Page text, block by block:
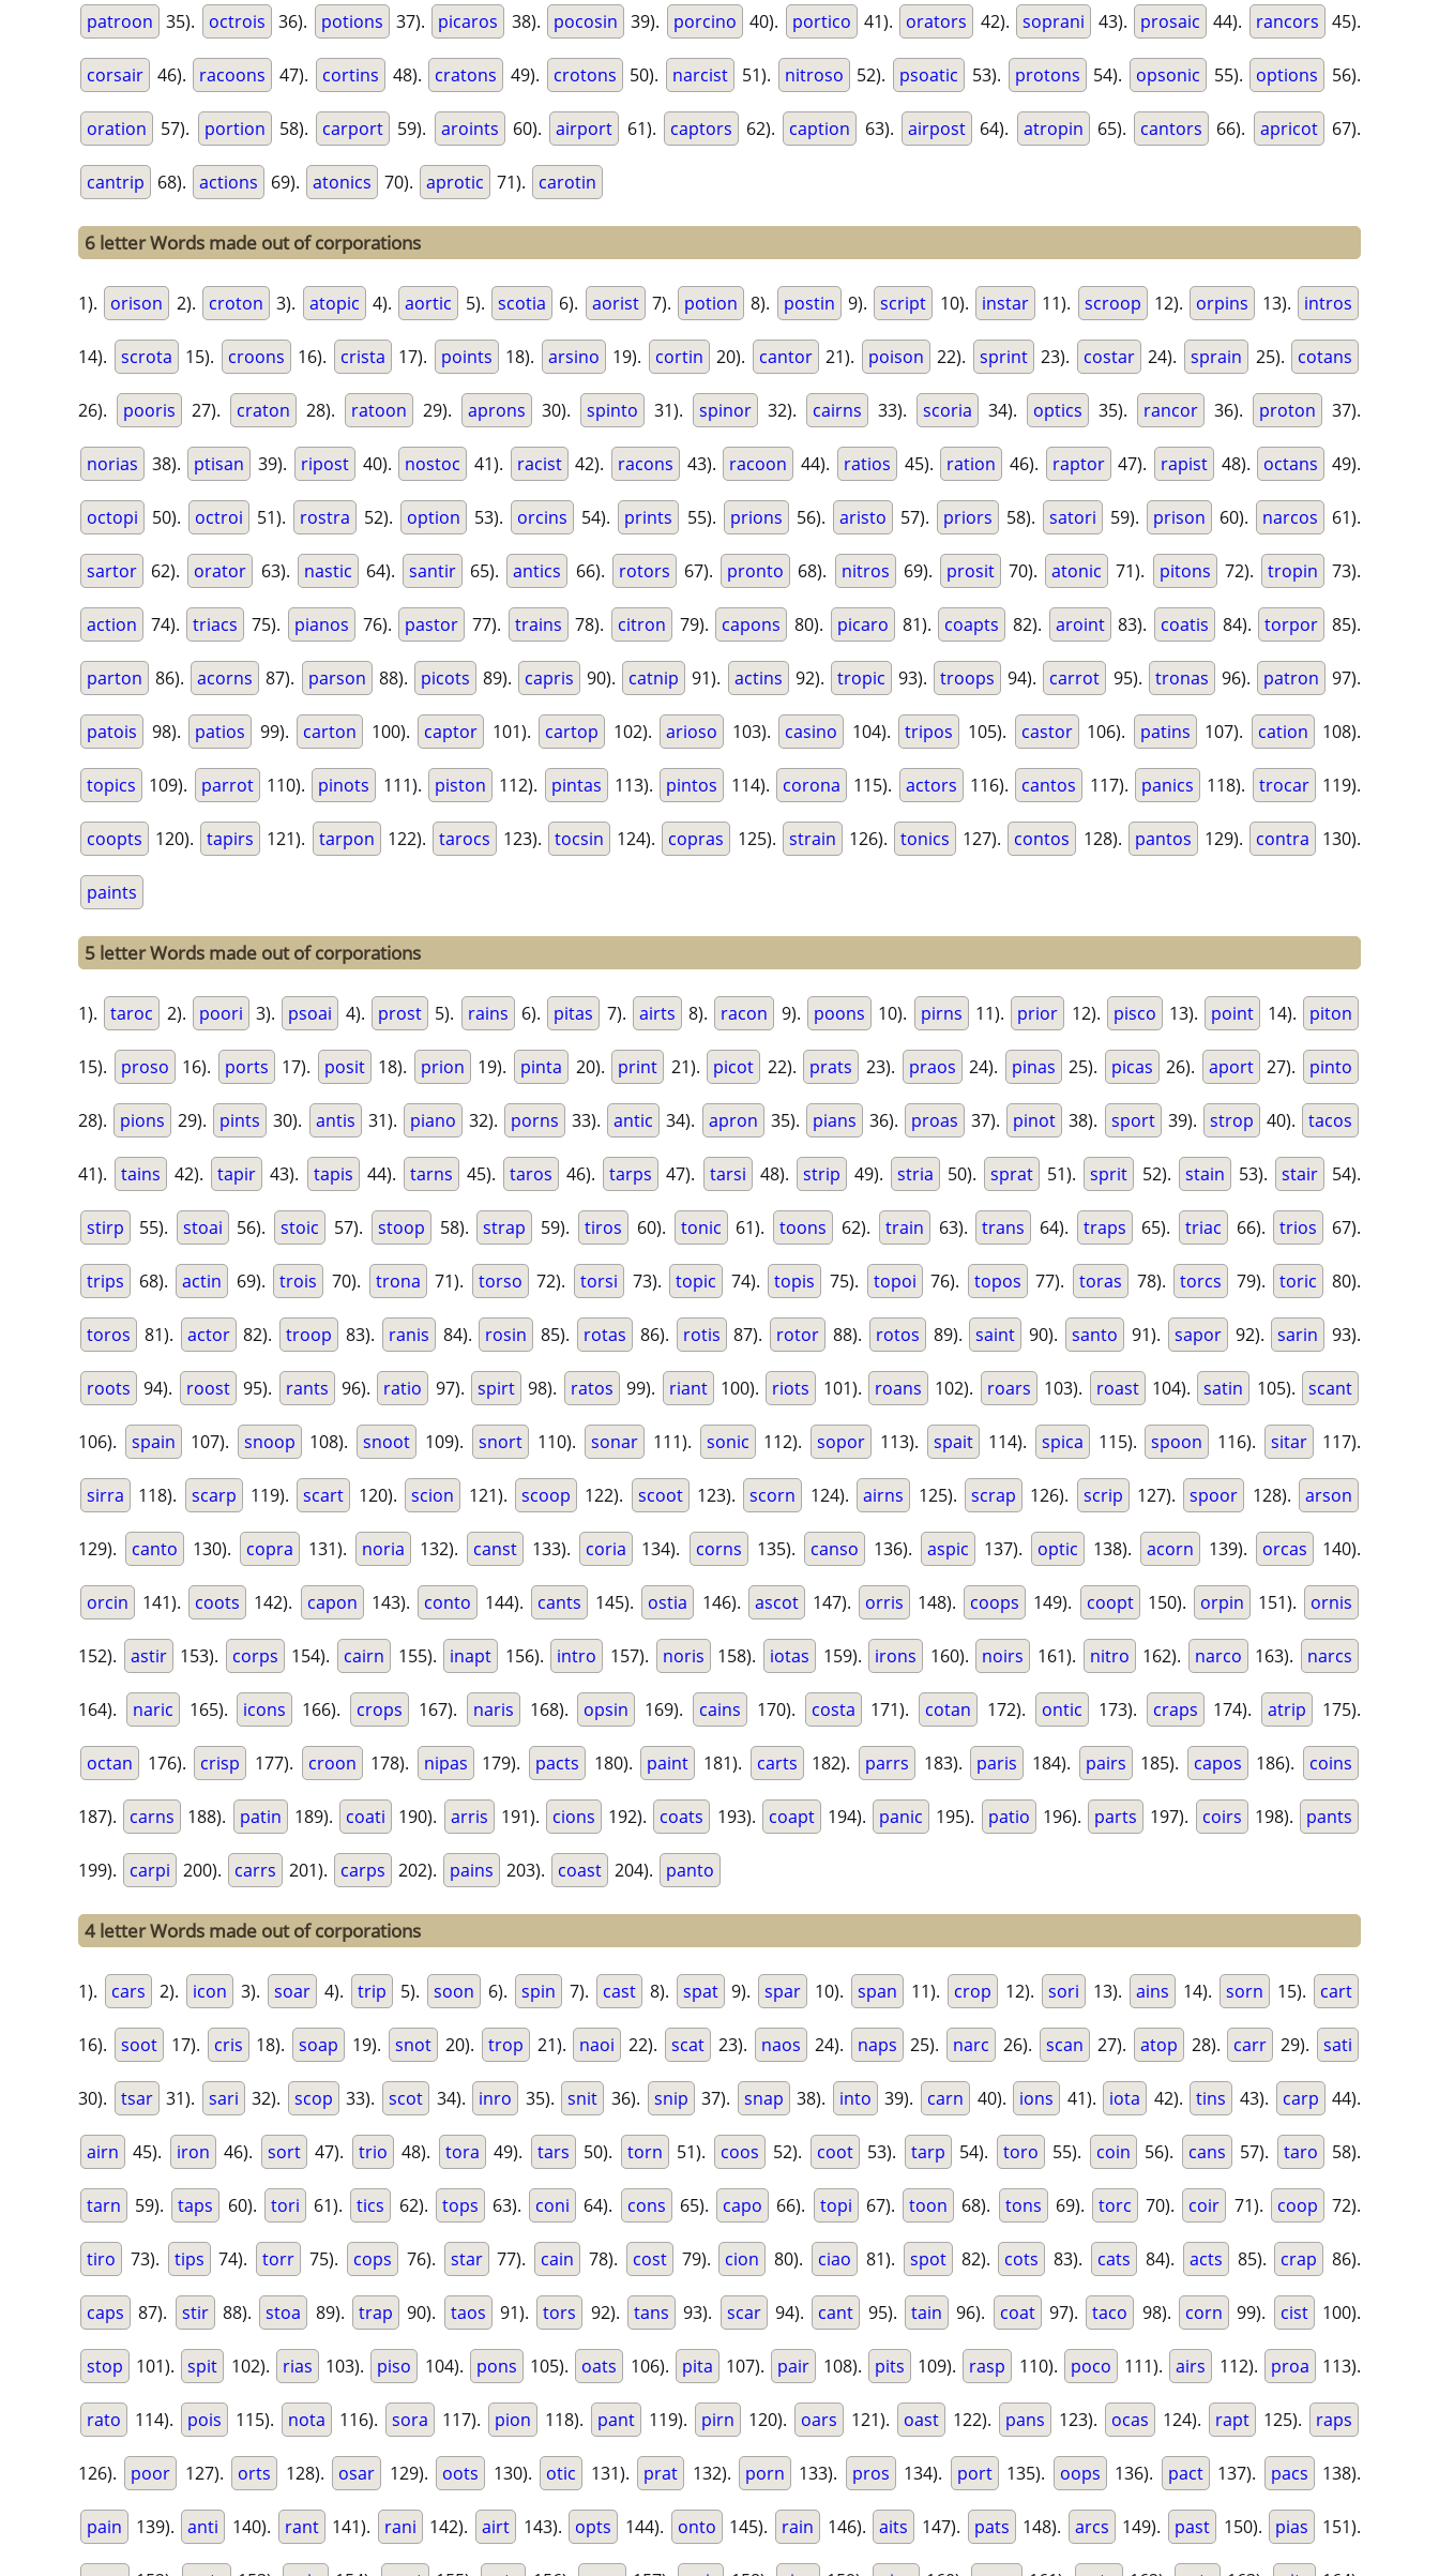
patroon 35). octrois 36). potions 37). picaros 38). pocosin 39). porcino 40). portico 41). orators 42). soprani 43). prosaic 44). rancors 45).
corsair 46). racoons 47). cortins 48). cratons 49). crotons 50). narcist 51). nitroso 52). psoatic 53). protons 54). opsonic 55). options 56).
oration 57). portion 58). carport 59). aroints 60). airport 61). captors 62). caption 63). airpost 64). atropin 65). cantors 66). apricot 67).
cantrip 68). actions 69). atonics 70). aprotic 71). carotin
6 letter Words made out of corporations
1). orison 2). croton 3). atopic 4). aortic 5). scotia 6). aorist 7). potion 8). postin 9). script 10). instar 11). scroop 12). orpins 13). intros
14). scrota 15). croons 16). crista 17). points 18). arsino 19). cortin 20). cantor 21). poison 22). sprint 23). costar 24). sprain 25). cotans
26). pooris 27). craton 28). ratoon 29). aprons 30). spinto 31). spinor 32). cairns 33). scoria 34). optics 35). rancor 36). proton 37).
norias 38). ptisan 39). ripost 40). nostoc 41). racist 42). racons 43). racoon 44). ratios 45). ration 46). raptor 47). rapist 48). octans 49).
octopi 50). octroi 51). rostra 52). option 53). orcins 54). prints 55). prions 56). aristo 57). priors 58). satori 59). prison 60). narcos 61).
sartor 62). orator 63). nastic 64). santir 65). antics 66). rotors 67). pronto 68). nitros 69). prosit 70). atonic 71). pitons 72). tropin 73).
action 74). triacs 75). pianos 76). pastor 77). trains 78). citron 79). capons 80). picaro 81). coapts 82). aroint 83). coatis 84). torpor 85).
parton 86). acorns 87). parson 88). picots 89). capris 90). catnip 91). actins 92). tropic 93). troops 94). carrot 95). tronas 96). patron 97).
patois 98). patios 99). carton 100). captor 101). cartop 102). arioso 103). casino 104). tripos 105). castor 106). patins 107). cation 108).
topics 109). parrot 110). pinots 111). piston 112). pintas 113). pintos 114). corona 115). actors 116). cantos 117). panics 118). trocar 119).
coopts 120). tapirs 121). tarpon 122). tarocs 123). tocsin 124). copras 125). strain 126). tonics 127). contos 128). pantos 129). contra 130).
paints
5 letter Words made out of corporations
1). taroc 2). poori 3). psoai 4). prost 5). rains 6). pitas 7). airts 8). racon 9). poons 10). pirns 11). prior 12). pisco 13). point 14). piton
15). proso 16). ports 17). posit 18). prion 19). pinta 20). print 21). picot 22). prats 23). praos 24). pinas 25). picas 26). aport 27). pinto
28). pions 29). pints 30). antis 31). piano 32). porns 33). antic 34). apron 35). pians 36). proas 37). pinot 38). sport 39). strop 40). tacos
41). tains 42). tapir 43). tapis 44). tarns 45). taros 46). tarps 47). tarsi 48). strip 49). stria 50). sprat 51). sprit 52). stain 53). stair 54).
stirp 55). stoai 56). stoic 57). stoop 58). strap 59). tiros 60). tonic 61). toons 62). train 63). trans 64). traps 65). triac 66). trios 67).
trips 68). actin 69). trois 70). trona 71). torso 72). torsi 73). topic 74). topis 75). topoi 76). topos 77). toras 78). torcs 79). toric 80).
toros 81). actor 82). troop 83). ranis 84). rosin 85). rotas 86). rotis 87). rotor 88). rotos 89). saint 90). santo 91). sapor 92). sarin 93).
roots 94). roost 95). rants 96). ratio 97). spirt 98). ratos 99). riant 100). riots 101). roans 102). roars 103). roast 104). satin 105). scant
106). spain 107). snoop 108). snoot 109). snort 110). sonar 111). sonic 112). sopor 113). spait 114). spica 115). spoon 116). sitar 117).
sirra 118). scarp 119). scart 120). scion 121). scoop 122). scoot 123). scorn 124). airns 125). scrap 126). scrip 127). spoor 128). arson
129). canto 130). copra 131). noria 132). canst 133). coria 134). corns 135). canso 136). aspic 137). optic 138). acorn 139). orcas 140).
orcin 141). coots 142). capon 143). conto 144). cants 145). ostia 146). ascot 147). orris 148). coops 149). coopt 150). orpin 151). ornis
152). astir 153). corps 154). cairn 155). inapt 156). intro 157). noris 158). iotas 159). irons 160). noirs 161). nitro 162). narco 163). narcs
164). naric 165). icons 166). crops 167). naris 168). opsin 169). cains 170). costa 171). cotan 172). ontic 173). craps 174). atrip 175).
octan 176). crisp 177). croon 178). nipas 179). pacts 180). paint 181). carts 182). parrs 183). paris 184). pairs 185). capos 186). coins
187). carns 188). patin 189). coati 190). arris 191). cions 192). coats 193). coapt 194). panic 195). patio 196). parts 197). coirs 198). pants
199). carpi 200). carrs 201). carps 202). pains 203). coast 204). panto
4 letter Words made out of corporations
1). cars 2). icon 3). soar 4). trip 5). soon 6). spin 7). cast 8). spat 9). spar 10). span 11). crop 12). sori 13). ains 14). sorn 15). cart
16). soot 17). cris 18). soap 19). snot 20). trop 21). naoi 22). scat 23). naos 24). naps 25). narc 26). scan 27). atop 28). carr 29). sati
30). tsar 31). sari 32). scop 33). scot 34). inro 35). snit 36). snip 37). snap 38). into 39). carn 40). ions 41). iota 42). tins 43). carp 44).
airn 45). iron 46). sort 47). trio 48). tora 49). tars 50). torn 51). coos 52). coot 53). tarp 54). toro 55). coin 56). cans 57). taro 58).
tarn 59). taps 60). tori 61). tics 62). tops 63). coni 64). cons 65). capo 66). topi 67). toon 68). tons 69). torc 70). coir 71). coop 72).
tiro 73). tips 74). torr 75). cops 76). star 77). cain 78). cost 79). cion 80). ciao 81). spot 82). cots 83). cats 84). acts 85). crap 86).
caps 87). stir 88). stoa 89). trap 90). taos 91). tors 92). tans 93). scar 94). cant 95). tain 96). coat 97). taco 98). corn 99). cist 100).
stop 101). spit 102). rias 103). piso 104). pons 105). oats 106). pita 107). pair 108). pits 109). rasp 110). poco 111). airs 112). proa 113).
rato 114). pois 115). nota 116). sora 117). pion 118). pant 119). pirn 120). oars 121). oast 122). pans 123). ocas 124). rapt 125). raps
126). poor 127). orts 128). osar 129). oots 130). otic 131). prat 132). porn 133). pros 134). port 135). oops 136). pact 137). pacs 138).
pain 139). anti 140). rant 141). rani 142). airt 143). opts 144). onto 145). rain 146). aits 147). pats 148). arcs 149). past 150). pias 151).